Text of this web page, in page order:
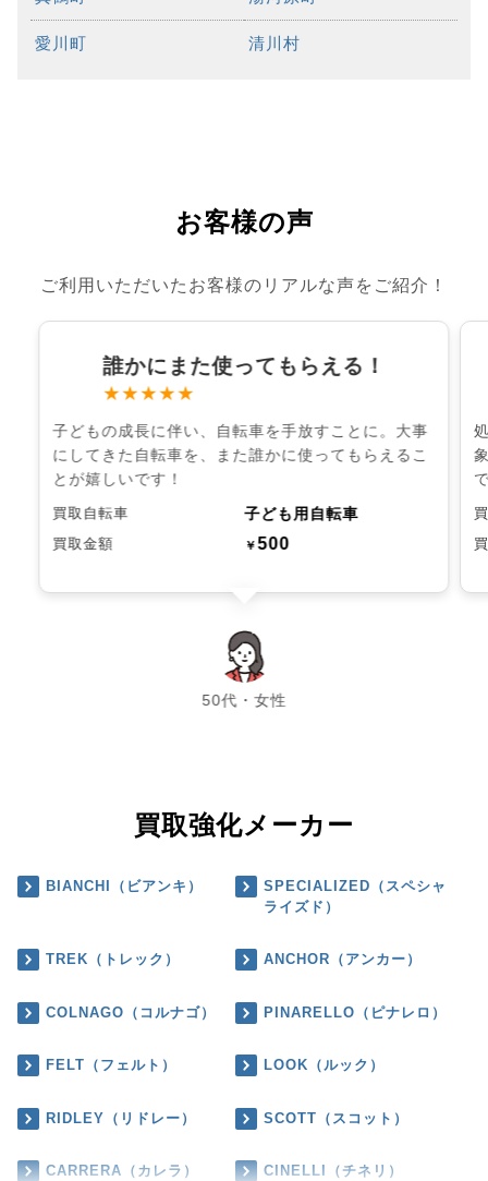
愛川町 清川村
お客様の声
ご利用いただいたお客様のリアルな声をご紹介！
誰かにまた使ってもらえる！
★★★★★
子どもの成長に伴い、自転車を手放すことに。大事
にしてきた自転車を、また誰かに使ってもらえるこ
とが嬉しいです！
買取自転車 子ども用自転車
買取金額 ￥500
50代・女性
chevron_left chevron_right
買取強化メーカー
BIANCHI（ビアンキ）
SPECIALIZED（スペシャ
ライズド）
TREK（トレック） ANCHOR（アンカー）
COLNAGO（コルナゴ） PINARELLO（ピナレロ）
FELT（フェルト） LOOK（ルック）
RIDLEY（リドレー） SCOTT（スコット）
CARRERA（カレラ） CINELLI（チネリ）